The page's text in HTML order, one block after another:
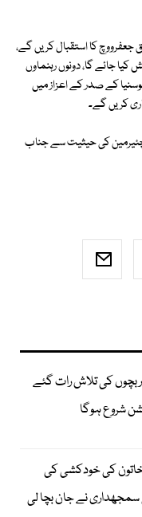
جعفرووچ کا استقبال کریں گے،
کیا جائے گا، دونوں رہنماوں
کے صدر کے اعزاز میں
کریں گے۔
چئیرمین کی حیثیت سے جناب
بچوں کی تلاش رات گئے
شروع ہوگا
خاتون کی خودکشی کی
نے جان بچا لی